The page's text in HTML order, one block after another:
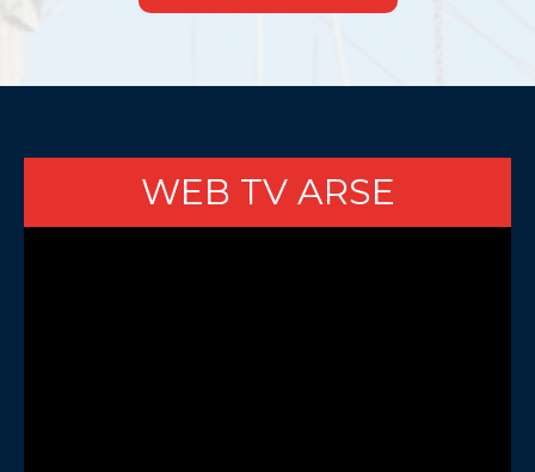
WEB TV ARSE